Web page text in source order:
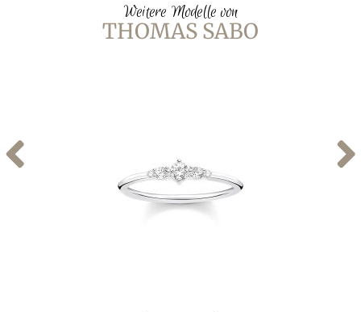
Weitere Modelle von
THOMAS SABO